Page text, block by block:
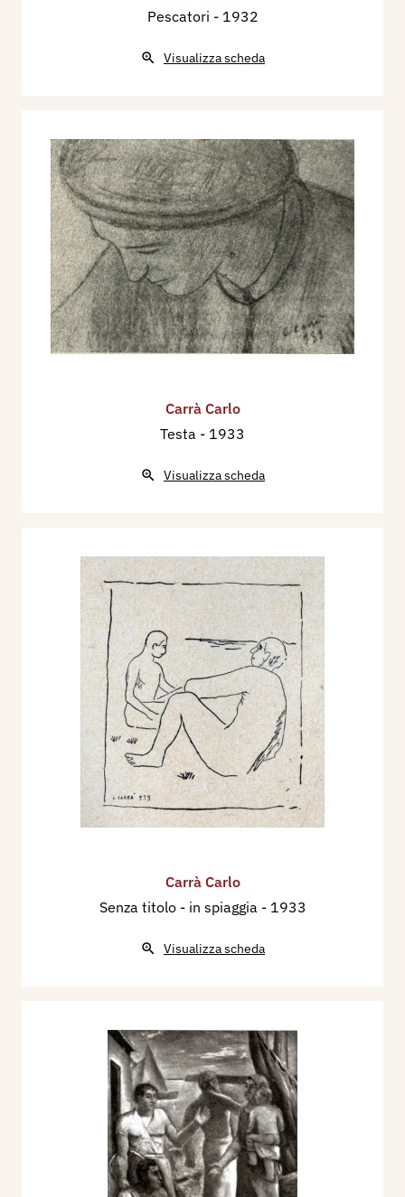
Pescatori - 1932
Visualizza scheda
Carrà Carlo
Testa - 1933
Visualizza scheda
Carrà Carlo
Senza titolo - in spiaggia - 1933
Visualizza scheda